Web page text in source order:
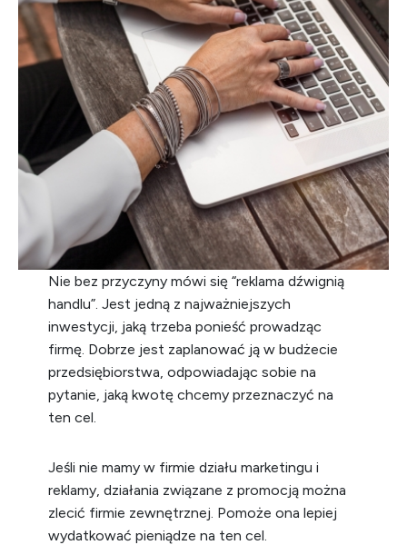
Nie bez przyczyny mówi się “reklama dźwignią
handlu”. Jest jedną z najważniejszych
inwestycji, jaką trzeba ponieść prowadząc
firmę. Dobrze jest zaplanować ją w budżecie
przedsiębiorstwa, odpowiadając sobie na
pytanie, jaką kwotę chcemy przeznaczyć na
ten cel.
Jeśli nie mamy w firmie działu marketingu i
reklamy, działania związane z promocją można
zlecić firmie zewnętrznej. Pomoże ona lepiej
wydatkować pieniądze na ten cel.